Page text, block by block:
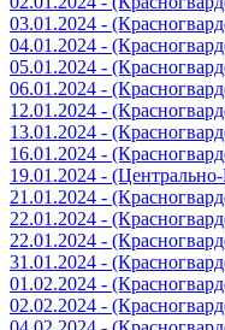
03.01.2024 -
04.01.2024 -
05.01.2024 -
06.01.2024 -
12.01.2024 -
13.01.2024 -
16.01.2024 -
19.01.2024 -
21.01.2024 -
22.01.2024 -
22.01.2024 -
31.01.2024 -
01.02.2024 -
02.02.2024 -